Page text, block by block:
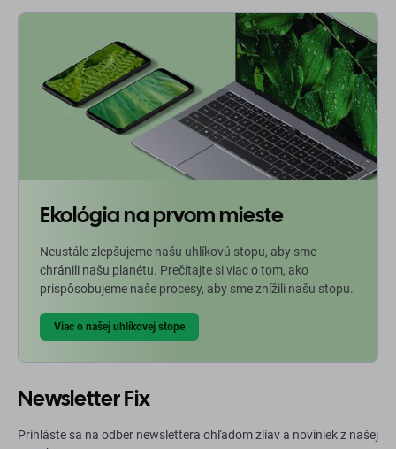
Ekológia na prvom mieste
Neustále zlepšujeme našu uhlíkovú stopu, aby sme
chránili našu planétu. Prečítajte si viac o tom, ako
prispôsobujeme naše procesy, aby sme znížili našu stopu.
Viac o našej uhlíkovej stope
Newsletter Fix
Prihláste sa na odber newslettera ohľadom zliav a noviniek z našej